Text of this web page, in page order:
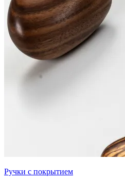
Ручки с покрытием